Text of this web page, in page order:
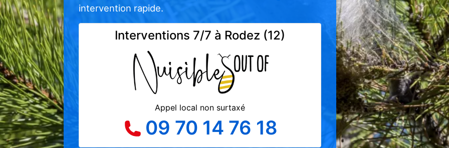
intervention rapide.
Interventions 7/7 à Rodez (12)
Appel local non surtaxé
09 70 14 76 18